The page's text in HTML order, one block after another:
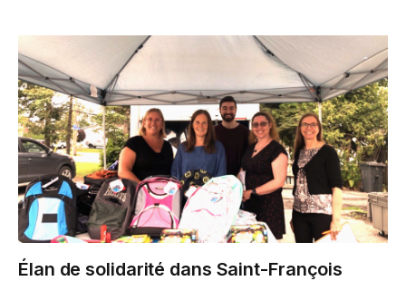
Élan de solidarité dans Saint-François